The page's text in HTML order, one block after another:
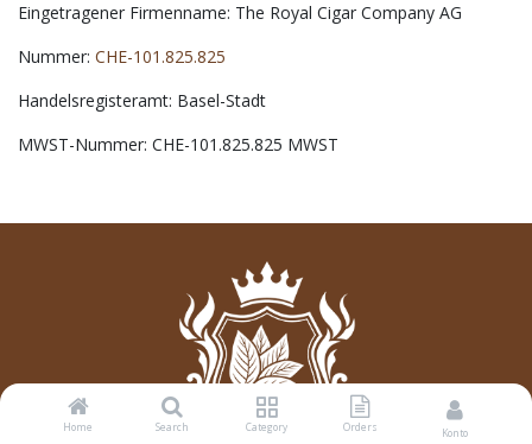
Home Search Category Orders Konto
Eingetragener Firmenname: The Royal Cigar Company AG
Nummer: CHE-101.825.825
Handelsregisteramt: Basel-Stadt
MWST-Nummer: CHE-101.825.825 MWST